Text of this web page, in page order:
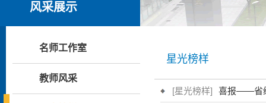
风采展示
名师工作室
教师风采
星光榜样
[星光榜样] 喜报——省